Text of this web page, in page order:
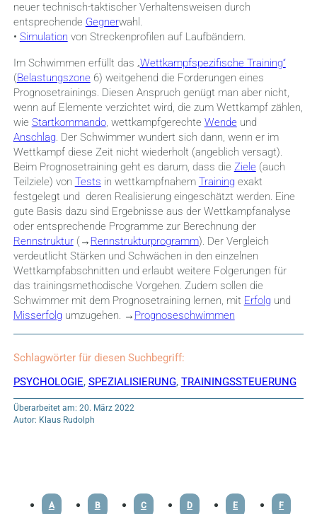
neuer technisch-taktischer Verhaltensweisen durch
entsprechende Gegnerwahl.
• Simulation von Streckenprofilen auf Laufbändern.
Im Schwimmen erfüllt das „Wettkampfspezifische Training“
(Belastungszone 6) weitgehend die Forderungen eines
Prognosetrainings. Diesen Anspruch genügt man aber nicht,
wenn auf Elemente verzichtet wird, die zum Wettkampf zählen,
wie Startkommando, wettkampfgerechte Wende und
Anschlag . Der Schwimmer wundert sich dann, wenn er im
Wettkampf diese Zeit nicht wiederholt (angeblich versagt).
Beim Prognosetraining geht es darum, dass die Ziele (auch
Teilziele) von Tests in wettkampfnahem Training exakt
festgelegt und deren Realisierung eingeschätzt werden. Eine
gute Basis dazu sind Ergebnisse aus der Wettkampfanalyse
oder entsprechende Programme zur Berechnung der
Rennstruktur(→ Rennstrukturprogramm). Der Vergleich
verdeutlicht Stärken und Schwächen in den einzelnen
Wettkampfabschnitten und erlaubt weitere Folgerungen für
das trainingsmethodische Vorgehen. Zudem sollen die
Schwimmer mit dem Prognosetraining lernen, mit Erfolg und
Misserfolg umzugehen. → Prognoseschwimmen
Schlagwörter für diesen Suchbegriff:
PSYCHOLOGIE, SPEZIALISIERUNG, TRAININGSSTEUERUNG
Überarbeitet am: 20. März 2022
Autor: Klaus Rudolph
A B C D E F